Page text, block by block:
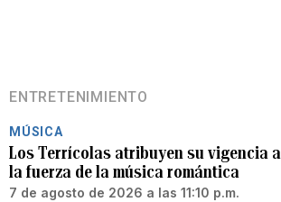
ENTRETENIMIENTO
MÚSICA
Los Terrícolas atribuyen su vigencia a
la fuerza de la música romántica
7 de agosto de 2026 a las 11:10 p.m.